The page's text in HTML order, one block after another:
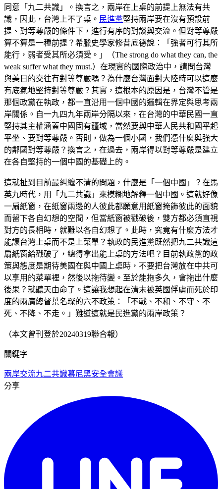
同意「九二共識」。換言之，兩岸在上桌的前提上無法有共
識，因此，台灣上不了桌。 民進黨堅持兩岸要在沒有預設前
提、對等尊嚴的條件下，進行有序的對談與交流。但對等尊嚴
算不算是一種前提？希臘史學家修昔底德說：「強者可行其所
能行，弱者受其所必須受。」（The strong do what they can, the
weak suffer what they must.）在現實的國際政治中，請問台灣
與美日的交往有對等尊嚴嗎？為什麼台灣面對大陸時可以這麼
有底氣地堅持對等尊嚴？其實，這根本的原因是，台灣不管是
那個政黨在執政，都一直沿用一個中國的邏輯在界定與思考兩
岸關係。自一九四九年兩岸分隔以來，在台灣的中華民國一直
堅持其主權涵蓋中國固有疆域，當然要與中華人民共和國平起
平坐、要對等尊嚴。否則，做為一個小國，我們憑什麼與強大
的鄰國對等尊嚴？換言之，在過去，兩岸得以對等尊嚴是建立
在各自堅持的一個中國的基礎上的。
這就扯到目前最糾纏不清的問題，什麼是「一個中國」？在馬
英九時代，用「九二共識」來模糊地解釋一個中國。這就好像
一扇紙窗，在紙窗兩邊的人彼此都願意用紙窗掩飾彼此的面貌
而留下各自幻想的空間，但當紙窗被戳破後，雙方都必須直視
對方的長相時，就難以各自幻想了。此時，究竟有什麼方法才
能讓台灣上桌而不是上菜單？執政的民進黨既然把九二共識這
扇紙窗給戳破了，總得拿出能上桌的方法吧？目前執政黨的政
策與態度是期待美國在與中國上桌時，不要把台灣放在中共可
以享用的菜單裡，然後以拖待變。至於能拖多久，會拖出什麼
後果？就聽天由命了。這讓我想起在清末被英國俘虜而死於印
度的兩廣總督葉名琛的六不政策：「不戰、不和、不守、不
死、不降、不走。」難道這就是民進黨的兩岸政策？
（本文曾刊登於20240319聯合報）
關鍵字
兩岸交流九二共識慕尼黑安全會議
分享